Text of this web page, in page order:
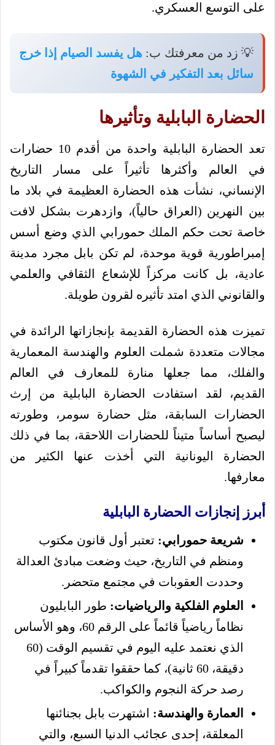
على التوسع العسكري.
💡 زد من معرفتك ب: هل يفسد الصيام إذا خرج
سائل بعد التفكير في الشهوة
الحضارة البابلية وتأثيرها
تعد الحضارة البابلية واحدة من أقدم 10 حضارات
في العالم وأكثرها تأثيراً على مسار التاريخ
الإنساني، نشأت هذه الحضارة العظيمة في بلاد ما
بين النهرين (العراق حالياً)، وازدهرت بشكل لافت
خاصة تحت حكم الملك حمورابي الذي وضع أسس
إمبراطورية قوية موحدة، لم تكن بابل مجرد مدينة
عادية، بل كانت مركزاً للإشعاع الثقافي والعلمي
والقانوني الذي امتد تأثيره لقرون طويلة.
تميزت هذه الحضارة القديمة بإنجازاتها الرائدة في
مجالات متعددة شملت العلوم والهندسة المعمارية
والفلك، مما جعلها منارة للمعارف في العالم
القديم، لقد استفادت الحضارة البابلية من إرث
الحضارات السابقة، مثل حضارة سومر، وطورته
ليصبح أساساً متيناً للحضارات اللاحقة، بما في ذلك
الحضارة اليونانية التي أخذت عنها الكثير من
معارفها.
أبرز إنجازات الحضارة البابلية
شريعة حمورابي: تعتبر أول قانون مكتوب
ومنظم في التاريخ، حيث وضعت مبادئ العدالة
وحددت العقوبات في مجتمع متحضر.
العلوم الفلكية والرياضيات: طور البابليون
نظاماً رياضياً قائماً على الرقم 60، وهو الأساس
الذي نعتمد عليه اليوم في تقسيم الوقت (60
دقيقة، 60 ثانية)، كما حققوا تقدماً كبيراً في
رصد حركة النجوم والكواكب.
العمارة والهندسة: اشتهرت بابل بجنائنها
المعلقة، إحدى عجائب الدنيا السبع، والتي